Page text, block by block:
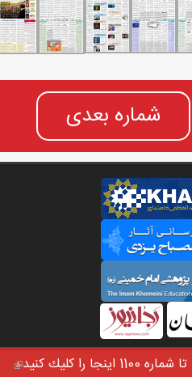
شماره بعدی
را كليك كنيد